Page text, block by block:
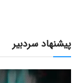
پیشنهاد سردبیر